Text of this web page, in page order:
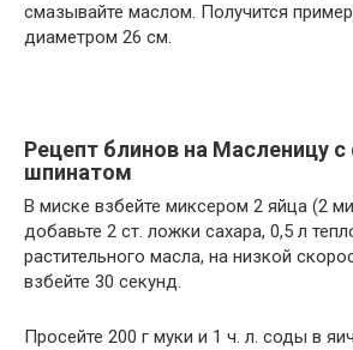
смазывайте маслом. Получится
диаметром 26 см.
Рецепт блинов на Масленицу
шпинатом
В миске взбейте миксером 2 яйца (2
добавьте 2 ст. ложки сахара, 0,5 л
растительного масла, на низкой
взбейте 30 секунд.
Просейте 200 г муки и 1 ч. л. соды в